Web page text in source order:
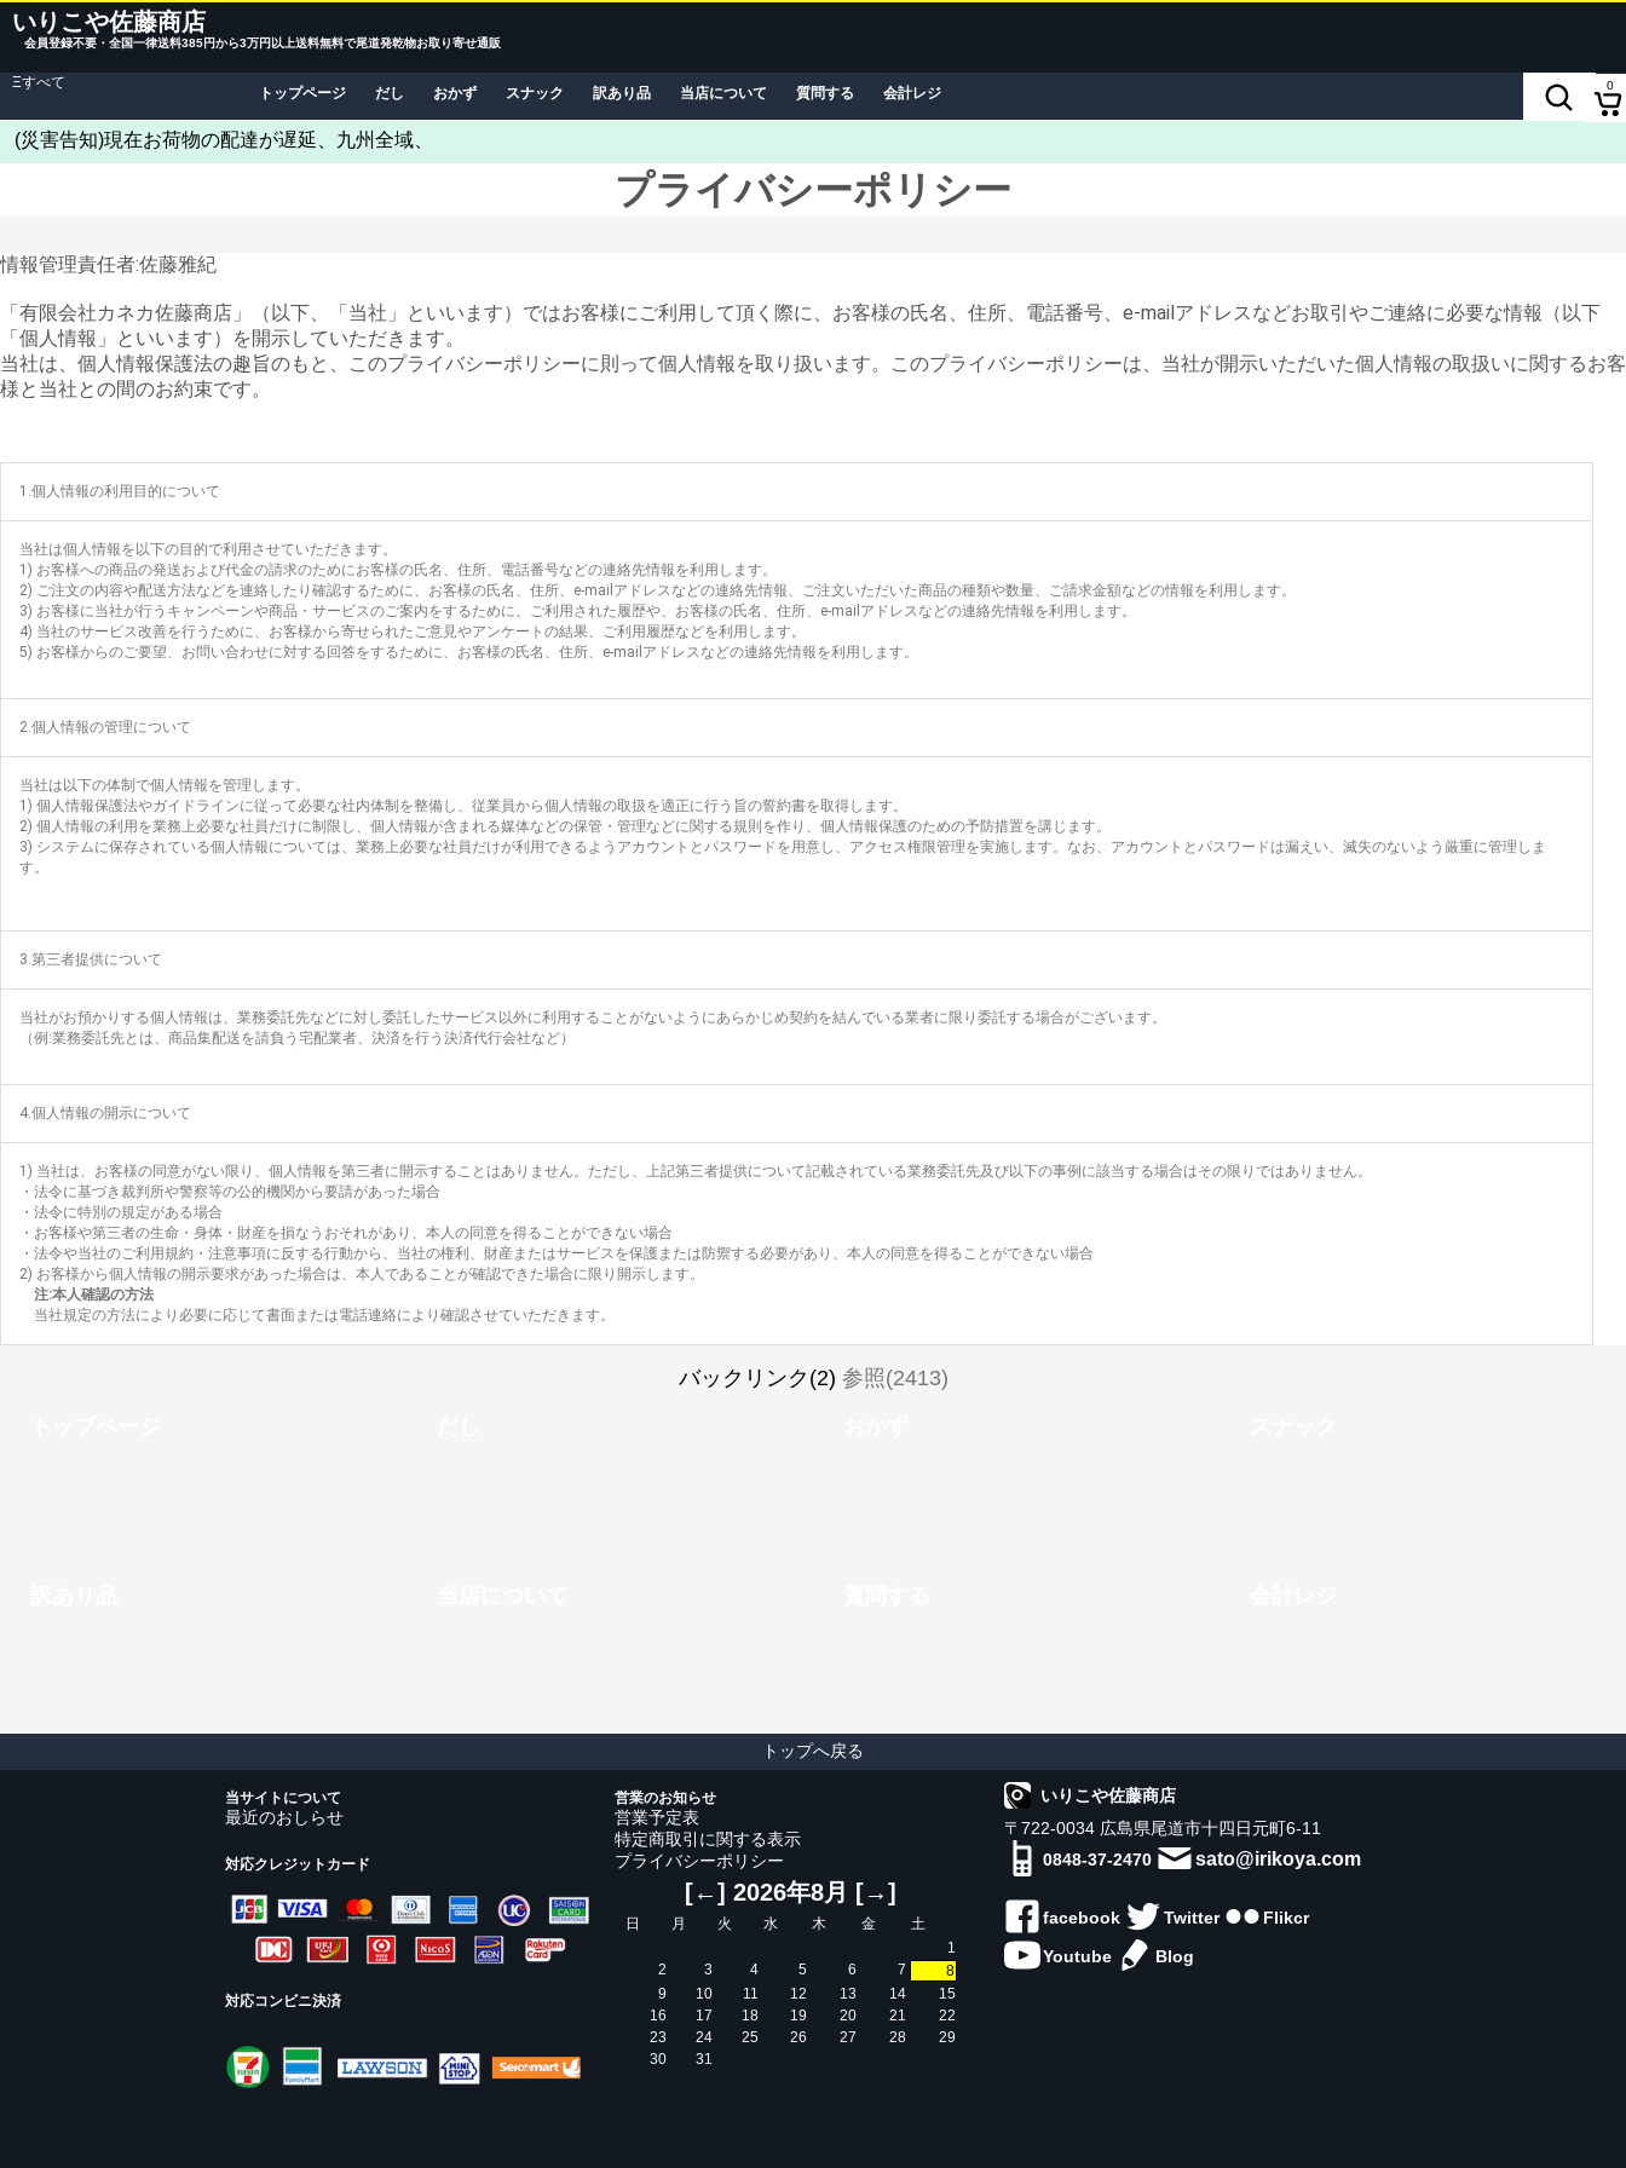
いりこや佐藤商店
会員登録不要・全国一律送料385円から3万円以上送料無料で尾道発乾物お取り寄せ通販
Ξすべて
トップページ だし おかず スナック 訳あり品 当店について 質問する 会計レジ 0
(災害告知)現在お荷物の配達が遅延、九州全域、
プライバシーポリシー
情報管理責任者:佐藤雅紀
「有限会社カネカ佐藤商店」（以下、「当社」といいます）ではお客様にご利用して頂く際に、お客様の氏名、住所、電話番号、e-mailアドレスなどお取引やご連絡に必要な情報（以下
「個人情報」といいます）を開示していただきます。
当社は、個人情報保護法の趣旨のもと、このプライバシーポリシーに則って個人情報を取り扱います。このプライバシーポリシーは、当社が開示いただいた個人情報の取扱いに関するお客
様と当社との間のお約束です。
1.個人情報の利用目的について
当社は個人情報を以下の目的で利用させていただきます。
1) お客様への商品の発送および代金の請求のためにお客様の氏名、住所、電話番号などの連絡先情報を利用します。
2) ご注文の内容や配送方法などを連絡したり確認するために、お客様の氏名、住所、e-mailアドレスなどの連絡先情報、ご注文いただいた商品の種類や数量、ご請求金額などの情報を利用します。
3) お客様に当社が行うキャンペーンや商品・サービスのご案内をするために、ご利用された履歴や、お客様の氏名、住所、e-mailアドレスなどの連絡先情報を利用します。
4) 当社のサービス改善を行うために、お客様から寄せられたご意見やアンケートの結果、ご利用履歴などを利用します。
5) お客様からのご要望、お問い合わせに対する回答をするために、お客様の氏名、住所、e-mailアドレスなどの連絡先情報を利用します。
2.個人情報の管理について
当社は以下の体制で個人情報を管理します。
1) 個人情報保護法やガイドラインに従って必要な社内体制を整備し、従業員から個人情報の取扱を適正に行う旨の誓約書を取得します。
2) 個人情報の利用を業務上必要な社員だけに制限し、個人情報が含まれる媒体などの保管・管理などに関する規則を作り、個人情報保護のための予防措置を講じます。
3) システムに保存されている個人情報については、業務上必要な社員だけが利用できるようアカウントとパスワードを用意し、アクセス権限管理を実施します。なお、アカウントとパスワードは漏えい、滅失のないよう厳重に管理しま
す。
3.第三者提供について
当社がお預かりする個人情報は、業務委託先などに対し委託したサービス以外に利用することがないようにあらかじめ契約を結んでいる業者に限り委託する場合がございます。
（例:業務委託先とは、商品集配送を請負う宅配業者、決済を行う決済代行会社など）
4.個人情報の開示について
1) 当社は、お客様の同意がない限り、個人情報を第三者に開示することはありません。ただし、上記第三者提供について記載されている業務委託先及び以下の事例に該当する場合はその限りではありません。
・法令に基づき裁判所や警察等の公的機関から要請があった場合
・法令に特別の規定がある場合
・お客様や第三者の生命・身体・財産を損なうおそれがあり、本人の同意を得ることができない場合
・法令や当社のご利用規約・注意事項に反する行動から、当社の権利、財産またはサービスを保護または防禦する必要があり、本人の同意を得ることができない場合
2) お客様から個人情報の開示要求があった場合は、本人であることが確認できた場合に限り開示します。
注:本人確認の方法
当社規定の方法により必要に応じて書面または電話連絡により確認させていただきます。
バックリンク(2) 参照(2413)
トップへ戻る
当サイトについて
最近のおしらせ
対応クレジットカード
対応コンビニ決済
営業のお知らせ
営業予定表
特定商取引に関する表示
プライバシーポリシー
[←] 2026年8月 [→]
日 月 火 水 木 金
土
1
2
3 4 5 6 7
8
9
10 11 12 13 14
15
16
17 18 19 20 21
22
23
24 25 26 27 28
29
30
31
いりこや佐藤商店
〒722-0034 広島県尾道市十四日元町6-11
0848-37-2470
sato@irikoya.com
facebook Twitter
Flikcr
Youtube
Blog